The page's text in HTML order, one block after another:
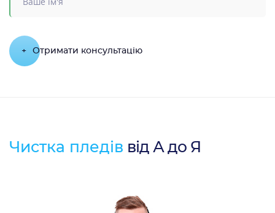
+ Отримати консультацію
Чистка пледів від А до Я